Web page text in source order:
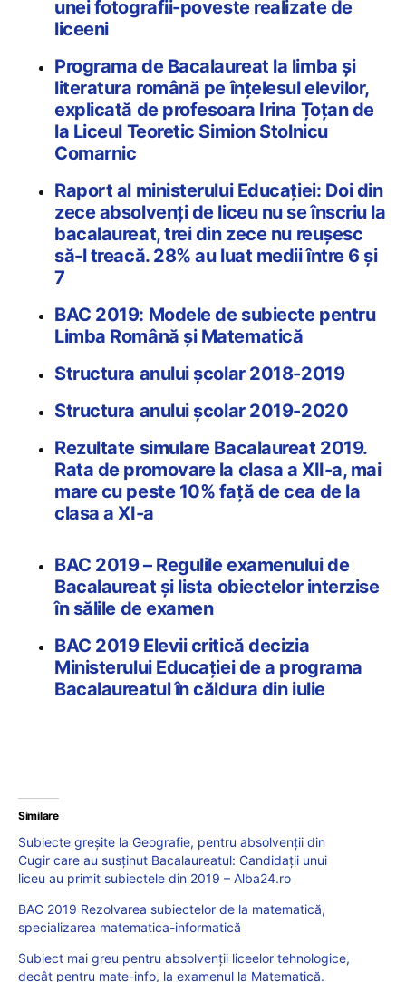
unei fotografii-poveste realizate de
liceeni
Programa de Bacalaureat la limba şi
literatura română pe înţelesul elevilor,
explicată de profesoara Irina Țoțan de
la Liceul Teoretic Simion Stolnicu
Comarnic
Raport al ministerului Educației: Doi din
zece absolvenți de liceu nu se înscriu la
bacalaureat, trei din zece nu reuşesc
să-l treacă. 28% au luat medii între 6 și
7
BAC 2019: Modele de subiecte pentru
Limba Română și Matematică
Structura anului școlar 2018-2019
Structura anului școlar 2019-2020
Rezultate simulare Bacalaureat 2019.
Rata de promovare la clasa a XII-a, mai
mare cu peste 10% față de cea de la
clasa a XI-a
BAC 2019 – Regulile examenului de
Bacalaureat și lista obiectelor interzise
în sălile de examen
BAC 2019 Elevii critică decizia
Ministerului Educației de a programa
Bacalaureatul în căldura din iulie
Similare
Subiecte greșite la Geografie, pentru absolvenții din
Cugir care au susținut Bacalaureatul: Candidații unui
liceu au primit subiectele din 2019 – Alba24.ro
BAC 2019 Rezolvarea subiectelor de la matematică,
specializarea matematica-informatică
Subiect mai greu pentru absolvenții liceelor tehnologice,
decât pentru mate-info, la examenul la Matematică.